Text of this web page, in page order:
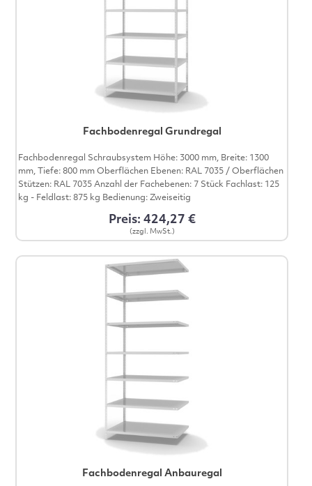
Fachbodenregal Grundregal
Fachbodenregal Schraubsystem Höhe: 3000 mm, Breite: 1300
mm, Tiefe: 800 mm Oberflächen Ebenen: RAL 7035 / Oberflächen
Stützen: RAL 7035 Anzahl der Fachebenen: 7 Stück Fachlast: 125
kg - Feldlast: 875 kg Bedienung: Zweiseitig
Preis: 424,27 €
(zzgl. MwSt.)
Fachbodenregal Anbauregal